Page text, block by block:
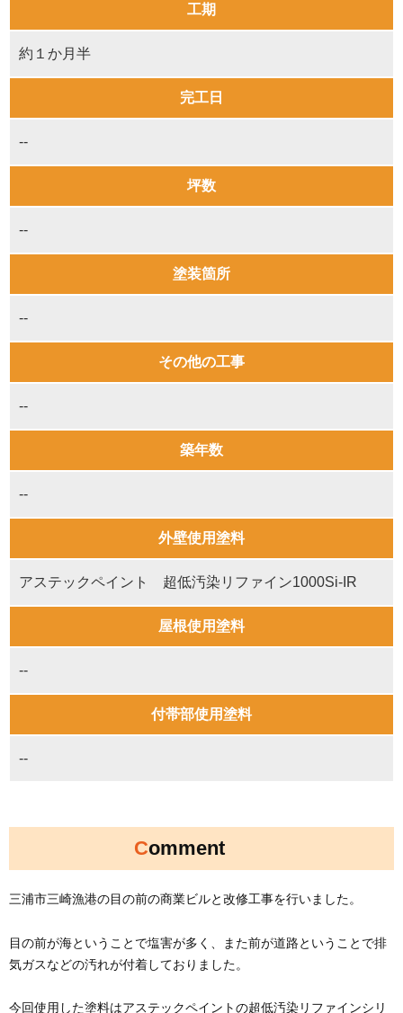
工期
約１か月半
完工日
--
坪数
--
塗装箇所
--
その他の工事
--
築年数
--
外壁使用塗料
アステックペイント 超低汚染リファイン1000Si-IR
屋根使用塗料
--
付帯部使用塗料
--
Comment
三浦市三崎漁港の目の前の商業ビルと改修工事を行いました。
目の前が海ということで塩害が多く、また前が道路ということで排
気ガスなどの汚れが付着しておりました。
今回使用した塗料はアステックペイントの超低汚染リファインシリ